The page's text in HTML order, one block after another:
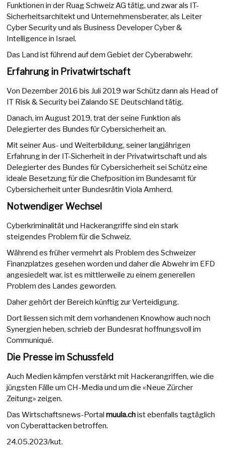
Funktionen in der Ruag Schweiz AG tätig, und zwar als IT-
Sicherheitsarchitekt und Unternehmensberater, als Leiter
Cyber Security und als Business Developer Cyber &
Intelligence in Israel.
Das Land ist führend auf dem Gebiet der Cyberabwehr.
Erfahrung in Privatwirtschaft
Von Dezember 2016 bis Juli 2019 war Schütz dann als Head of
IT Risk & Security bei Zalando SE Deutschland tätig.
Danach, im August 2019, trat der seine Funktion als
Delegierter des Bundes für Cybersicherheit an.
Mit seiner Aus- und Weiterbildung, seiner langjährigen
Erfahrung in der IT-Sicherheit in der Privatwirtschaft und als
Delegierter des Bundes für Cybersicherheit sei Schütz eine
ideale Besetzung für die Chefposition im Bundesamt für
Cybersicherheit unter Bundesrätin Viola Amherd.
Notwendiger Wechsel
Cyberkriminalität und Hackerangriffe sind ein stark
steigendes Problem für die Schweiz.
Während es früher vermehrt als Problem des Schweizer
Finanzplatzes gesehen worden und daher die Abwehr im EFD
angesiedelt war, ist es mittlerweile zu einem generellen
Problem des Landes geworden.
Daher gehört der Bereich künftig zur Verteidigung.
Dort liessen sich mit dem vorhandenen Knowhow auch noch
Synergien heben, schrieb der Bundesrat hoffnungsvoll im
Communiqué.
Die Presse im Schussfeld
Auch Medien kämpfen verstärkt mit Hackerangriffen, wie die
jüngsten Fälle um CH-Media und um die «Neue Zürcher
Zeitung» zeigen.
Das Wirtschaftsnews-Portalmuula.chist ebenfalls tagtäglich
von Cyberattacken betroffen.
24.05.2023/kut.